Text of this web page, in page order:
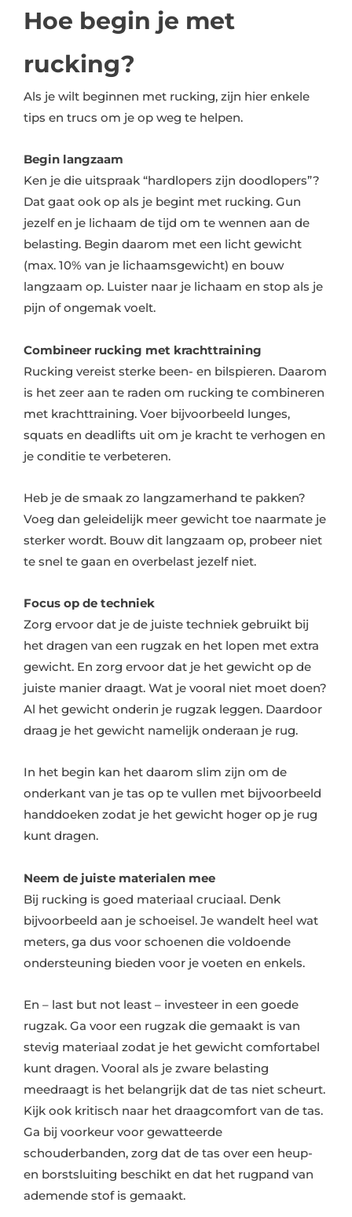
Hoe begin je met
rucking?
Als je wilt beginnen met rucking, zijn hier enkele
tips en trucs om je op weg te helpen.
Begin langzaam
Ken je die uitspraak “hardlopers zijn doodlopers”?
Dat gaat ook op als je begint met rucking. Gun
jezelf en je lichaam de tijd om te wennen aan de
belasting. Begin daarom met een licht gewicht
(max. 10% van je lichaamsgewicht) en bouw
langzaam op. Luister naar je lichaam en stop als je
pijn of ongemak voelt.
Combineer rucking met krachttraining
Rucking vereist sterke been- en bilspieren. Daarom
is het zeer aan te raden om rucking te combineren
met krachttraining. Voer bijvoorbeeld lunges,
squats en deadlifts uit om je kracht te verhogen en
je conditie te verbeteren.
Heb je de smaak zo langzamerhand te pakken?
Voeg dan geleidelijk meer gewicht toe naarmate je
sterker wordt. Bouw dit langzaam op, probeer niet
te snel te gaan en overbelast jezelf niet.
Focus op de techniek
Zorg ervoor dat je de juiste techniek gebruikt bij
het dragen van een rugzak en het lopen met extra
gewicht. En zorg ervoor dat je het gewicht op de
juiste manier draagt. Wat je vooral niet moet doen?
Al het gewicht onderin je rugzak leggen. Daardoor
draag je het gewicht namelijk onderaan je rug.
In het begin kan het daarom slim zijn om de
onderkant van je tas op te vullen met bijvoorbeeld
handdoeken zodat je het gewicht hoger op je rug
kunt dragen.
Neem de juiste materialen mee
Bij rucking is goed materiaal cruciaal. Denk
bijvoorbeeld aan je schoeisel. Je wandelt heel wat
meters, ga dus voor schoenen die voldoende
ondersteuning bieden voor je voeten en enkels.
En – last but not least – investeer in een goede
rugzak. Ga voor een rugzak die gemaakt is van
stevig materiaal zodat je het gewicht comfortabel
kunt dragen. Vooral als je zware belasting
meedraagt is het belangrijk dat de tas niet scheurt.
Kijk ook kritisch naar het draagcomfort van de tas.
Ga bij voorkeur voor gewatteerde
schouderbanden, zorg dat de tas over een heup-
en borstsluiting beschikt en dat het rugpand van
ademende stof is gemaakt.